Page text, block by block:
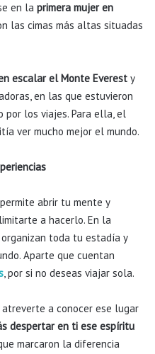
en la primera mujer en
las cimas más altas situadas
escalar el Monte Everest y
en las que estuvieron
por los viajes. Para ella, el
ver mucho mejor el mundo.
abrir tu mente y
a hacerlo. En la
toda tu estadía y
Aparte que cuentan
, por si no deseas viajar sola.
a conocer ese lugar
despertar en ti ese espíritu
marcaron la diferencia